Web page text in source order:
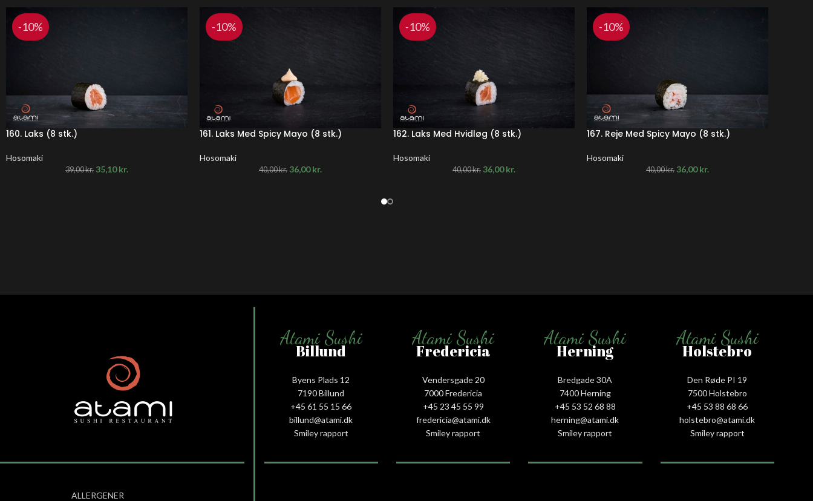
-10%
160. Laks (8 stk.)
Hosomaki
39,00kr. 35,10kr.
-10%
161. Laks Med Spicy Mayo (8 stk.)
Hosomaki
40,00kr. 36,00kr.
-10%
162. Laks Med Hvidløg (8 stk.)
Hosomaki
40,00kr. 36,00kr.
-10%
167. Reje Med Spicy Mayo (8 stk.)
Hosomaki
40,00kr. 36,00kr.
ALLERGENER
Atami Sushi
Billund
Byens Plads 12
7190 Billund
+45 61 55 15 66‬
billund@atami.dk
Smiley rapport
Atami Sushi
Fredericia
Vendersgade 20
7000 Fredericia
+45 23 45 55 99
fredericia@atami.dk
Smiley rapport
Atami Sushi
Herning
Bredgade 30A
7400 Herning
+45 53 52 68 88
herning@atami.dk
Smiley rapport
Atami Sushi
Holstebro
Den Røde PI 19
7500 Holstebro
+45 53 88 68 66
holstebro@atami.dk
Smiley rapport